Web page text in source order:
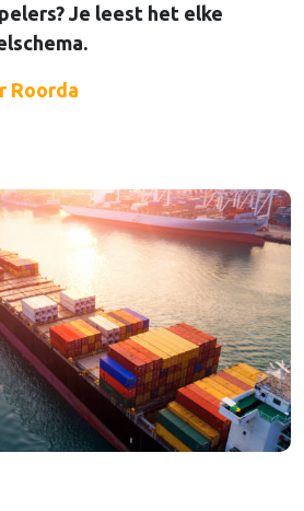
Je leest het elke
Roorda